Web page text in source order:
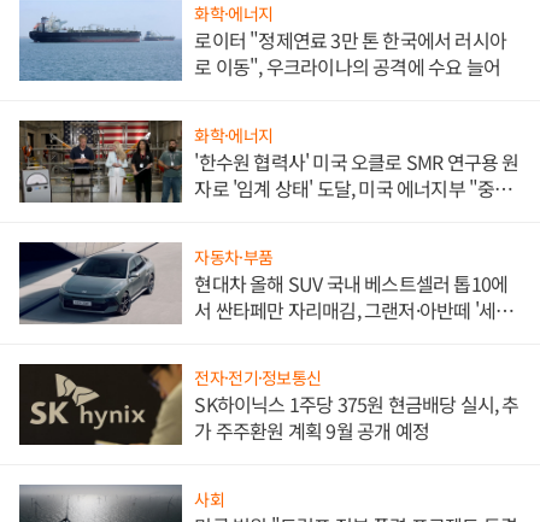
화학·에너지
로이터 "정제연료 3만 톤 한국에서 러시아
로 이동", 우크라이나의 공격에 수요 늘어
화학·에너지
'한수원 협력사' 미국 오클로 SMR 연구용 원
자로 '임계 상태' 도달, 미국 에너지부 "중요
자동차·부품
현대차 올해 SUV 국내 베스트셀러 톱10에
서 싼타페만 자리매김, 그랜저·아반떼 '세단
전자·전기·정보통신
SK하이닉스 1주당 375원 현금배당 실시, 추
가 주주환원 계획 9월 공개 예정
사회